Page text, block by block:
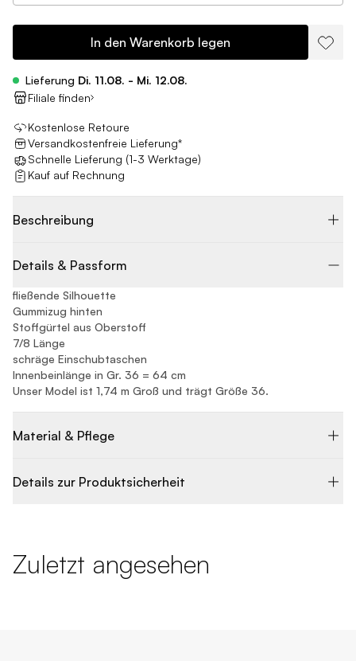
In den Warenkorb legen
Lieferung Di. 11.08. - Mi. 12.08.
Filiale finden
Kostenlose Retoure
Versandkostenfreie Lieferung*
Schnelle Lieferung (1-3 Werktage)
Kauf auf Rechnung
Beschreibung
Details & Passform
fließende Silhouette
Gummizug hinten
Stoffgürtel aus Oberstoff
7/8 Länge
schräge Einschubtaschen
Innenbeinlänge in Gr. 36 = 64 cm
Unser Model ist 1,74 m Groß und trägt Größe 36.
Material & Pflege
Details zur Produktsicherheit
Zuletzt angesehen